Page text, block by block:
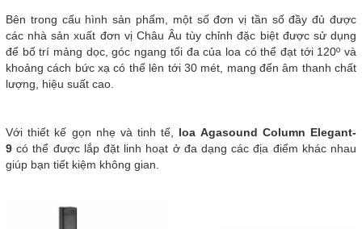
Bên trong cấu hình sản phẩm, một số đơn vị tần số đầy đủ được
các nhà sản xuất đơn vị Châu Âu tùy chỉnh đặc biệt được sử dụng
để bố trí mảng dọc, góc ngang tối đa của loa có thể đạt tới 120º và
khoảng cách bức xạ có thể lên tới 30 mét, mang đến âm thanh chất
lượng, hiệu suất cao.
Với thiết kế gọn nhẹ và tinh tế, loa Agasound Column Elegant-
9 có thể được lắp đặt linh hoạt ở đa dạng các địa điểm khác nhau
giúp bạn tiết kiệm không gian.